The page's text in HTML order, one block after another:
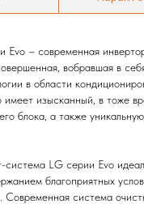
Evo – современная
вобравшая в
в области
имеет изысканный, в тоже
блока, а также
система LG серии Evo
благоприятных
Современная система